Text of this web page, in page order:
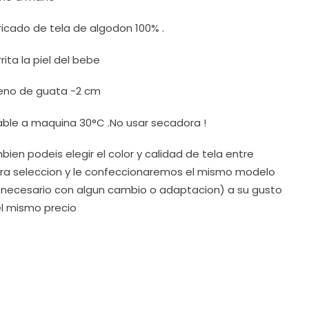
de tela de algodon 100% .
la piel del bebe
de guata -2 cm
a maquina 30°C .No usar secadora !
podeis elegir el color y calidad de tela entre
seleccion y le confeccionaremos el mismo modelo
con algun cambio o adaptacion) a su gusto
mismo precio